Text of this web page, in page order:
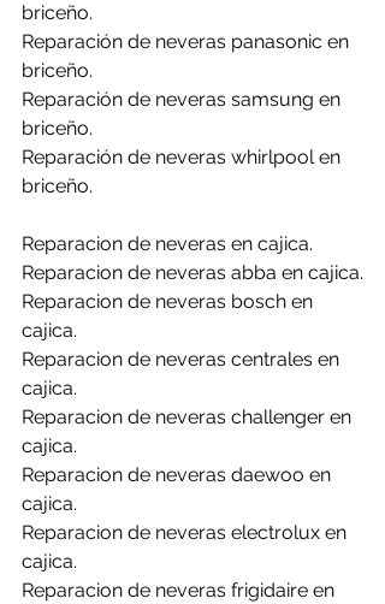
briceño.
Reparación de neveras panasonic en
briceño.
Reparación de neveras samsung en
briceño.
Reparación de neveras whirlpool en
briceño.
Reparacion de neveras en cajica.
Reparacion de neveras abba en cajica.
Reparacion de neveras bosch en
cajica.
Reparacion de neveras centrales en
cajica.
Reparacion de neveras challenger en
cajica.
Reparacion de neveras daewoo en
cajica.
Reparacion de neveras electrolux en
cajica.
Reparacion de neveras frigidaire en